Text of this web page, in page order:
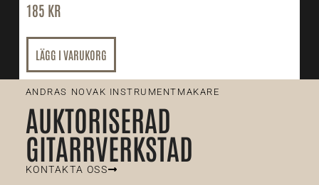
185 KR
LÄGG I VARUKORG
ANDRAS NOVAK INSTRUMENTMAKARE
AUKTORISERAD
GITARRVERKSTAD
KONTAKTA OSS